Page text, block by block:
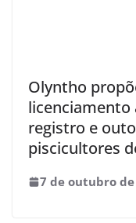
Olyntho
licenciamento
registro e
piscicultores
7 de outubro de